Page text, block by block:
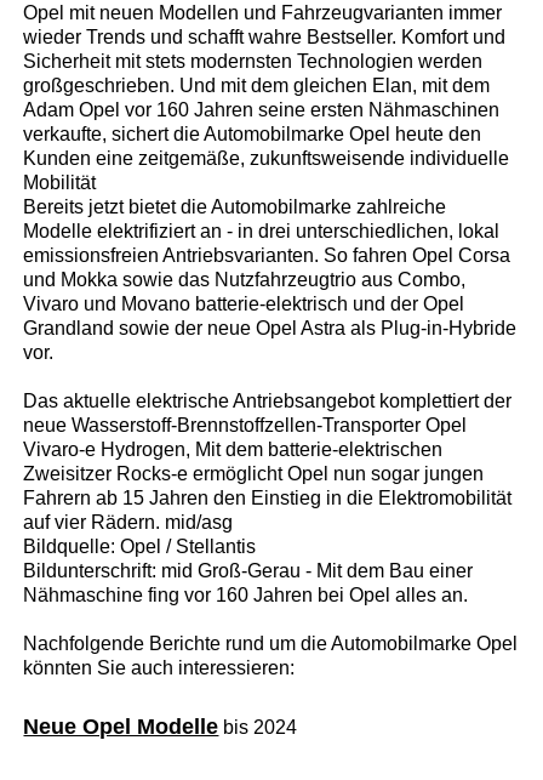
Opel mit neuen Modellen und Fahrzeugvarianten immer
wieder Trends und schafft wahre Bestseller. Komfort und
Sicherheit mit stets modernsten Technologien werden
großgeschrieben. Und mit dem gleichen Elan, mit dem
Adam Opel vor 160 Jahren seine ersten Nähmaschinen
verkaufte, sichert die Automobilmarke Opel heute den
Kunden eine zeitgemäße, zukunftsweisende individuelle
Mobilität
Bereits jetzt bietet die Automobilmarke zahlreiche
Modelle elektrifiziert an - in drei unterschiedlichen, lokal
emissionsfreien Antriebsvarianten. So fahren Opel Corsa
und Mokka sowie das Nutzfahrzeugtrio aus Combo,
Vivaro und Movano batterie-elektrisch und der Opel
Grandland sowie der neue Opel Astra als Plug-in-Hybride
vor.
Das aktuelle elektrische Antriebsangebot komplettiert der
neue Wasserstoff-Brennstoffzellen-Transporter Opel
Vivaro-e Hydrogen, Mit dem batterie-elektrischen
Zweisitzer Rocks-e ermöglicht Opel nun sogar jungen
Fahrern ab 15 Jahren den Einstieg in die Elektromobilität
auf vier Rädern. mid/asg
Bildquelle: Opel / Stellantis
Bildunterschrift: mid Groß-Gerau - Mit dem Bau einer
Nähmaschine fing vor 160 Jahren bei Opel alles an.
Nachfolgende Berichte rund um die Automobilmarke Opel
könnten Sie auch interessieren:
Neue Opel Modelle bis 2024